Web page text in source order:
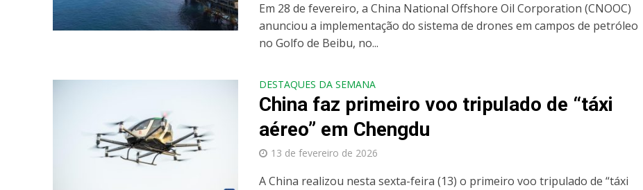
Em 28 de fevereiro, a China National Offshore Oil Corporation (CNOOC)
anunciou a implementação do sistema de drones em campos de petróleo
no Golfo de Beibu, no...
DESTAQUES DA SEMANA
China faz primeiro voo tripulado de “táxi
aéreo” em Chengdu
13 de fevereiro de 2026
A China realizou nesta sexta-feira (13) o primeiro voo tripulado de “táxi